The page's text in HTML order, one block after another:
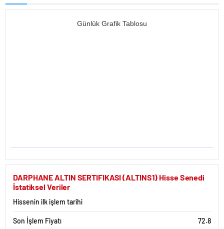
Günlük Grafik Tablosu
DARPHANE ALTIN SERTIFIKASI (ALTINS1) Hisse Senedi
İstatiksel Veriler
Hissenin ilk işlem tarihi
Son İşlem Fiyatı 72.8